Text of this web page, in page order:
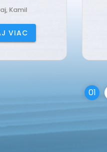
Martincová, Denisa
ČÍTAJ VIAC
01